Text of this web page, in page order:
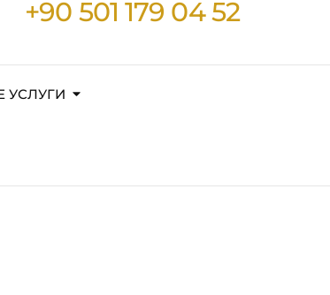
+90 501 179 04 52
УСЛУГИ